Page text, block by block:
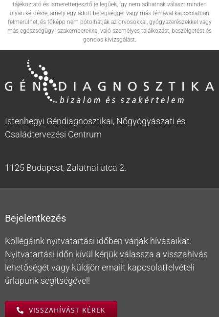
tájékoztató és ismeretterjesztő jellegűek, így nem adhatnak választ minden
olyan kérdésre, amely egy adott betegséggel vagy más témával kapcsolatban
felmerülhet, és főképp nem pótolhatják az orvosokkal, gyógyszerészekkel vagy
más egészségügyi szakemberekkel való személyes találkozást, beszélgetést és
gondos kivizsgálást.
Istenhegyi Géndiagnosztikai, Nőgyógyászati és
Családtervezési Centrum
1125 Budapest, Zalatnai utca 2.
Bejelentkezés
Kollégáink nyitvatartási időben várják hívásaikat.
Nyitvatartási időn kívül kérjük válassza a visszahívás
lehetőségét vagy küldjön emailt kapcsolatfelvételi
űrlapunk segítségével!
VISSZAHÍVÁST KÉREK